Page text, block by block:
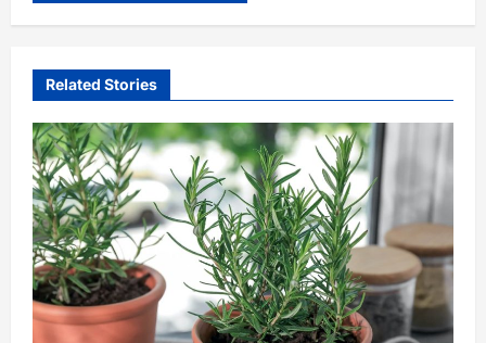
Related Stories